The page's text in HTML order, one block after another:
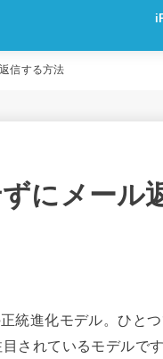
信する方法
にメール
統進化モデル。ひと
されているモデルです